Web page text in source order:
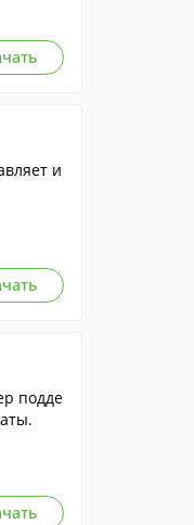
и
подде